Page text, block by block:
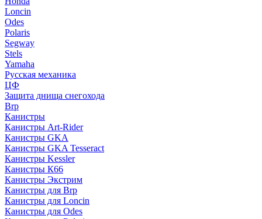
Loncin
Odes
Polaris
Segway
Stels
Yamaha
Русская механика
ЦФ
Защита днища снегохода
Brp
Канистры
Канистры Art-Rider
Канистры GKA
Канистры GKA Tesseract
Канистры Kessler
Канистры К66
Канистры Экстрим
Канистры для Brp
Канистры для Loncin
Канистры для Odes